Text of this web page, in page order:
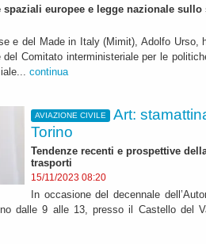
europee e legge nazionale sullo
e del Made in Italy (Mimit), Adolfo Urso,
Comitato interministeriale per le
continua
AVIAZIONE CIVILE
Art:
Torino
Tendenze recenti e prospettive
trasporti
15/11/2023 08:20
In occasione del decennale
dalle 9 alle 13, presso il Castello del